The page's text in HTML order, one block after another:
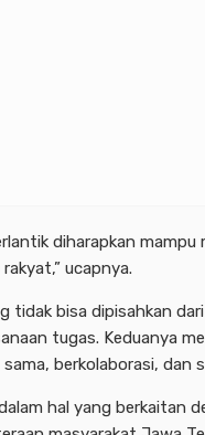
diharapkan mampu
ucapnya.
tidak bisa dipisahkan
tugas. Keduanya
berkolaborasi, dan
hal yang berkaitan